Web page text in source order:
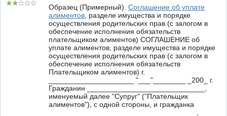
Образец (Примерный). Соглашение об уплате
алиментов , разделе имущества и порядке
осуществления родительских прав (с залогом в
обеспечение исполнения обязательств
плательщиком алиментов) СОГЛАШЕНИЕ об
уплате алиментов, разделе имущества и порядке
осуществления родительских прав (с залогом в
обеспечение исполнения обязательств
Плательщиком алиментов) г.
_____________________ "___"________ _200_ г.
Гражданин _____________________________,
именуемый далее "Супруг" ("Плательщик
алиментов"), с одной стороны, и гражданка